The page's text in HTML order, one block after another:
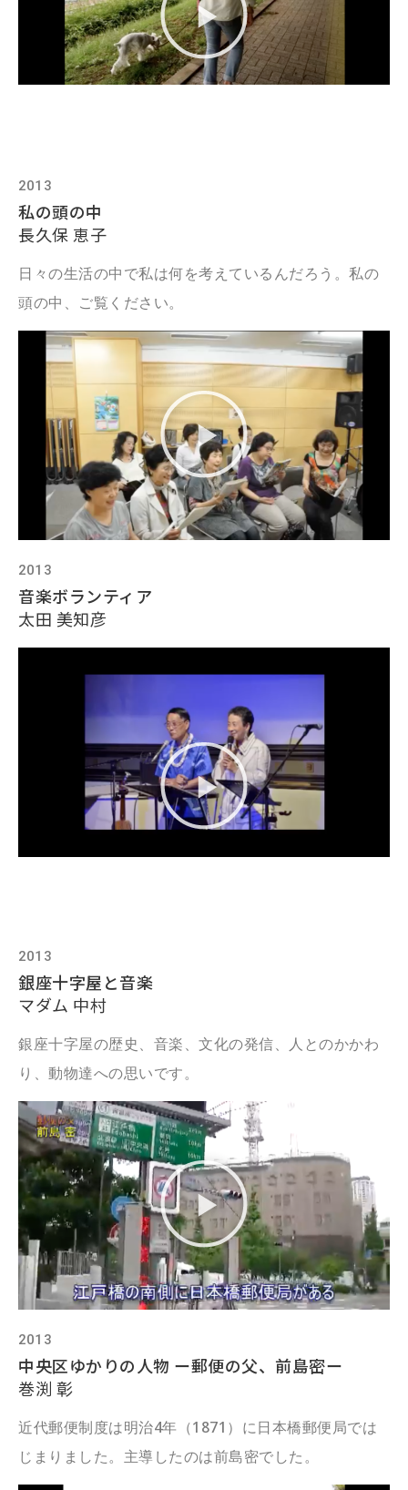
2013
私の頭の中
長久保 恵子
日々の生活の中で私は何を考えているんだろう。私の
頭の中、ご覧ください。
2013
音楽ボランティア
太田 美知彦
2013
銀座十字屋と音楽
マダム 中村
銀座十字屋の歴史、音楽、文化の発信、人とのかかわ
り、動物達への思いです。
2013
中央区ゆかりの人物 ー郵便の父、前島密ー
巻渕 彰
近代郵便制度は明治4年（1871）に日本橋郵便局では
じまりました。主導したのは前島密でした。